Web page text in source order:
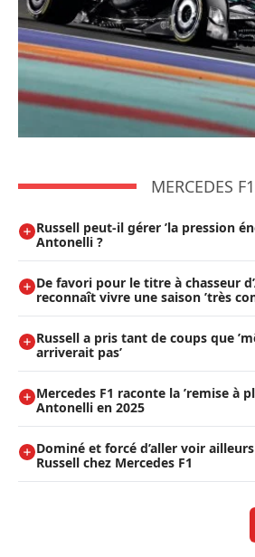
MERCEDES F1
Russell peut-il gérer ’la pression
Antonelli ?
De favori pour le titre à chasseur
reconnaît vivre une saison ’très
Russell a pris tant de coups que
arriverait pas’
Mercedes F1 raconte la ’remise à
Antonelli en 2025
Dominé et forcé d’aller voir
Russell chez Mercedes F1